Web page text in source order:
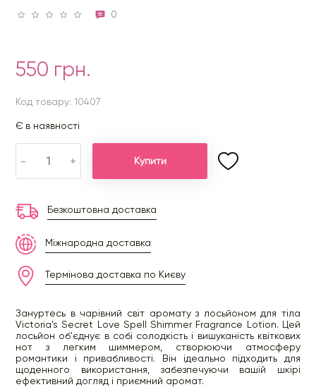
0
550 грн.
Код товару: 10407
Є в наявності
- + Купити
Безкоштовна доставка
Міжнародна доставка
Термінова доставка по Києву
Зануртесь в чарівний світ аромату з лосьйоном для тіла
Victoria's Secret Love Spell Shimmer Fragrance Lotion. Цей
лосьйон об'єднує в собі солодкість і вишуканість квіткових
нот з легким шиммером, створюючи атмосферу
романтики і привабливості. Він ідеально підходить для
щоденного використання, забезпечуючи вашій шкірі
ефективний догляд і приємний аромат.